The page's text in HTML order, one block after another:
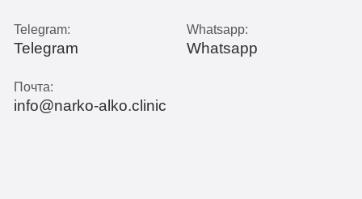
Telegram:
Telegram
Whatsapp:
Whatsapp
Почта:
info@narko-alko.clinic